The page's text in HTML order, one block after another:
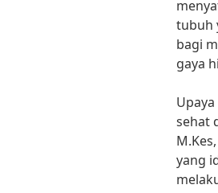
tubuh
bagi
gaya
sehat
yang